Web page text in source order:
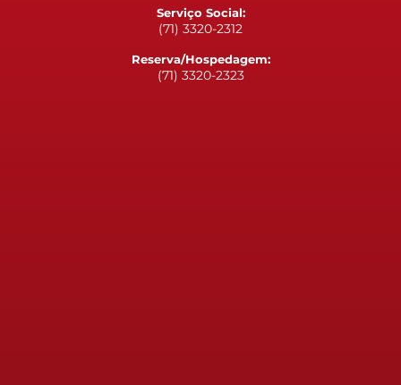
Serviço Social:
(71) 3320-2312
Reserva/Hospedagem:
(71) 3320-2323